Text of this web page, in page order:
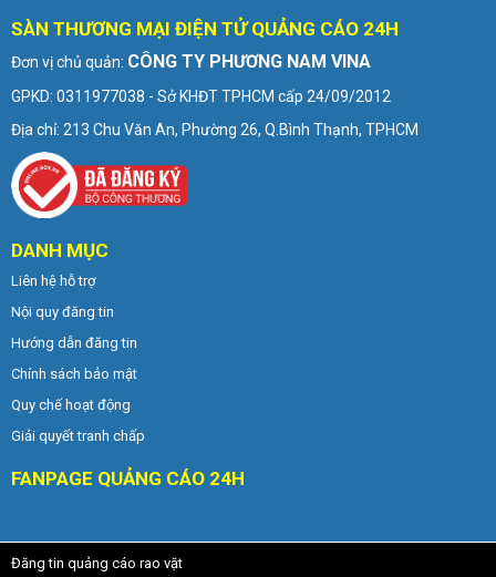
SÀN THƯƠNG MẠI ĐIỆN TỬ QUẢNG CÁO 24H
Đơn vị chủ quản: CÔNG TY PHƯƠNG NAM VINA
GPKD: 0311977038 - Sở KHĐT TPHCM cấp 24/09/2012
Địa chỉ: 213 Chu Văn An, Phường 26, Q.Bình Thạnh, TPHCM
DANH MỤC
Liên hệ hỗ trợ
Nội quy đăng tin
Hướng dẫn đăng tin
Chính sách bảo mật
Quy chế hoạt động
Giải quyết tranh chấp
FANPAGE QUẢNG CÁO 24H
Đăng tin quảng cáo rao vặt